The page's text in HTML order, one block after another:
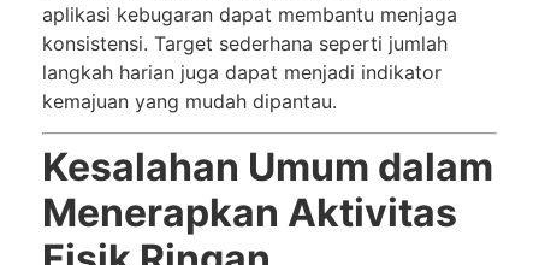
aplikasi kebugaran dapat membantu menjaga
konsistensi. Target sederhana seperti jumlah
langkah harian juga dapat menjadi indikator
kemajuan yang mudah dipantau.
Kesalahan Umum dalam
Menerapkan Aktivitas